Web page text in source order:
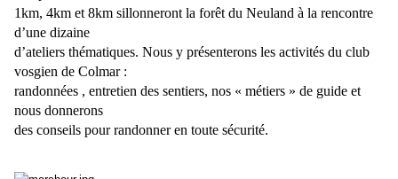
1km, 4km et 8km sillonneront la forêt du Neuland à la rencontre
d’une dizaine
d’ateliers thématiques. Nous y présenterons les activités du club
vosgien de Colmar :
randonnées , entretien des sentiers, nos « métiers » de guide et
nous donnerons
des conseils pour randonner en toute sécurité.